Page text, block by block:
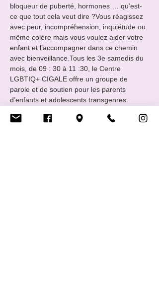
bloqueur de puberté, hormones … qu’est-
ce que tout cela veut dire ?​Vous réagissez
avec peur, incompréhension, inquiétude ou
même colère mais vous voulez aider votre
enfant et l’accompagner dans ce chemin
avec bienveillance.​Tous les 3e samedis du
mois, de 09 : 30 à 11 :30, le Centre
LGBTIQ+ CIGALE offre un groupe de
parole et de soutien pour les parents
d’enfants et adolescents transgenres.​
Contact
parents@cigale.lu